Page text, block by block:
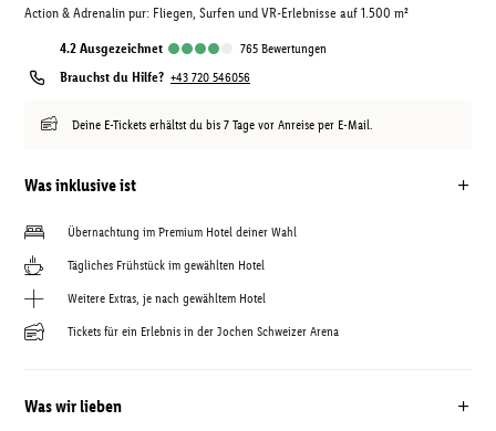
Action & Adrenalin pur: Fliegen, Surfen und VR-Erlebnisse auf 1.500 m²
4.2 ausgezeichnet 765 Bewertungen
Brauchst du Hilfe? +43 720 546056
Deine E-Tickets erhältst du bis 7 Tage vor Anreise per E-Mail.
Was inklusive ist
Übernachtung im Premium Hotel deiner Wahl
Tägliches Frühstück im gewählten Hotel
Weitere Extras, je nach gewähltem Hotel
Tickets für ein Erlebnis in der Jochen Schweizer Arena
Was wir lieben